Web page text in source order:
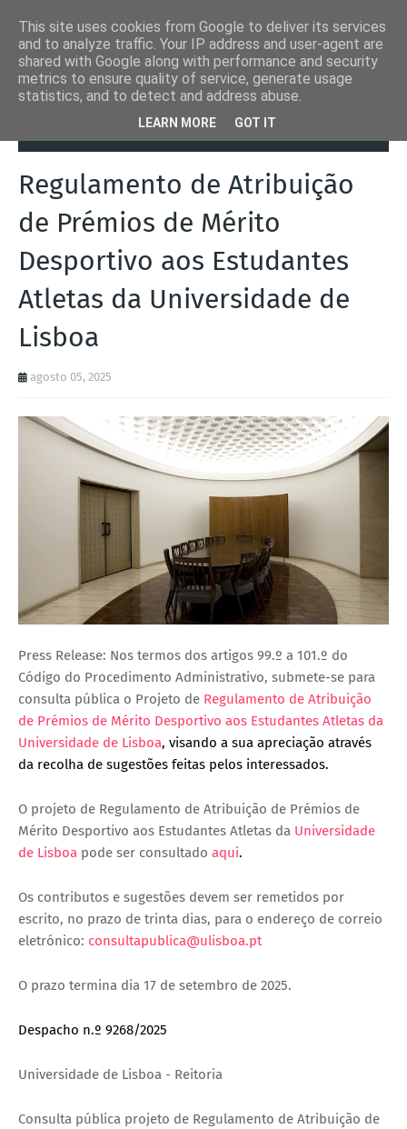
Desporto
Regulamento de Atribuição de Prémios de
Regulamento de Atribuição
de Prémios de Mérito
Desportivo aos Estudantes
Atletas da Universidade de
Lisboa
agosto 05, 2025
Press Release: Nos termos dos artigos 99.º a 101.º do
Código do Procedimento Administrativo, submete-se para
consulta pública o Projeto de Regulamento de Atribuição
de Prémios de Mérito Desportivo aos Estudantes Atletas da
Universidade de Lisboa, visando a sua apreciação através
da recolha de sugestões feitas pelos interessados.
O projeto de Regulamento de Atribuição de Prémios de
Mérito Desportivo aos Estudantes Atletas da Universidade
de Lisboa pode ser consultado aqui.
Os contributos e sugestões devem ser remetidos por
escrito, no prazo de trinta dias, para o endereço de correio
eletrónico: consultapublica@ulisboa.pt
O prazo termina dia 17 de setembro de 2025.
Despacho n.º 9268/2025
Universidade de Lisboa - Reitoria
Consulta pública projeto de Regulamento de Atribuição de
This site uses cookies from Google to deliver its services
and to analyze traffic. Your IP address and user-agent are
shared with Google along with performance and security
metrics to ensure quality of service, generate usage
statistics, and to detect and address abuse.
LEARN MORE GOT IT